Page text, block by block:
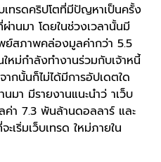
เทรดคริปโตที่มีปัญหาเป็นครั้ง
านมา โดยในช่วงเวลานั้นมี
ย์สภาพคล่องมูลค่ากว่า 5.5
หม่กำลังทำงานร่วมกับเจ้าหนี้
นั้นก็ไม่ได้มีการอัปเดตใด
มา มีรายงานแนะนำว่ าเว็บ
ค่า 7.3 พันล้านดอลลาร์ และ
เริ่มเว็บเทรด ใหม่ภายใน